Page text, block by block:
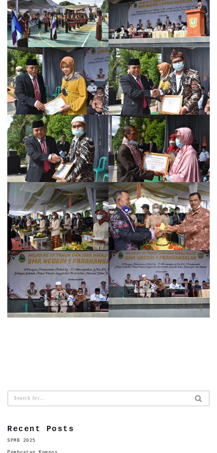
Recent Posts
SPMB 2025